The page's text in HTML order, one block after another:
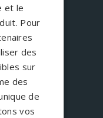
et le
Pour
des
sur
des
de
vos